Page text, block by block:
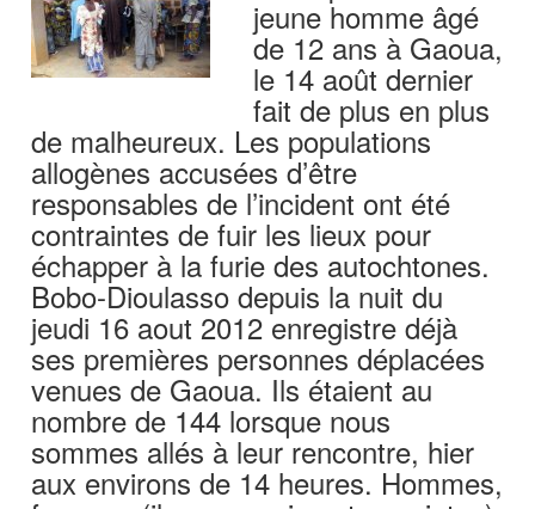
jeune homme âgé
de 12 ans à Gaoua,
le 14 août dernier
fait de plus en plus
de malheureux. Les populations
allogènes accusées d’être
responsables de l’incident ont été
contraintes de fuir les lieux pour
échapper à la furie des autochtones.
Bobo-Dioulasso depuis la nuit du
jeudi 16 aout 2012 enregistre déjà
ses premières personnes déplacées
venues de Gaoua. Ils étaient au
nombre de 144 lorsque nous
sommes allés à leur rencontre, hier
aux environs de 14 heures. Hommes,